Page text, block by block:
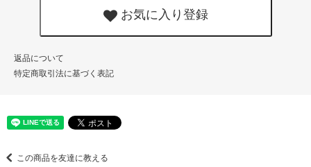
お気に入り登録
返品について
特定商取引法に基づく表記
この商品を友達に教える